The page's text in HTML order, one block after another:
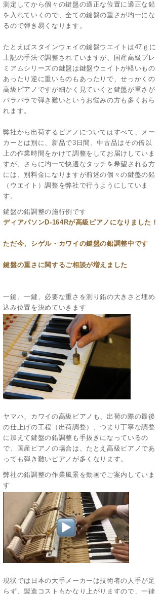
測定してから個々の鍵盤の適正な位置に適正な鉛
を入れていくので、全ての鍵盤の重さが均一にな
るので弾き易くなります。
たとえばスタインウェイの鍵盤ウエイトは47ｇに
上記の手法で調整されていますが、国産高級プレ
ミアムシリーズの鍵盤は鍵盤ウェイトが軽いもの
あったり逆に重いものもあったりで、せっかくの
高級ピアノですが細かく見ていくと鍵盤が重さが
バラバラで弾き難いというお悩みの方も多くおら
れます。
弊社から出荷するピアノについてはすべて、メー
カーとは別に、新品で3日間、中古品はその倍以
上の作業時間をかけて調整をしてお届けしていま
すが、さらに均一で快適なタッチを希望される方
には、別料金になりますが前述の個々の鍵盤の鉛
（ウエイト）調整を弊社で行うようにしていま
す。
鍵盤の鉛調整の施行例です
ディアパソンD-164Rが高級ピアノになりました！
ただ今、シゲル・カワイの鍵盤の鉛調整中です
鍵盤の重さに関するご相談が増えました
一鍵、一鍵、必要な重さを測り鉛の大きさと埋め
込み位置を決めていきます
ヤマハ、カワイの高級ピアノも、出荷の際の最後
の仕上げの工程（出荷調整）、つまり丁寧な調整
に加えて鍵盤の鉛調整も手抜きになっているの
で、国産ピアノの場合は、たとえ高級ピアノであ
っても弾き難いピアノが多くなります。
弊社の鉛調整の作業風景を動画でご案内していま
す
現状では日本の大手メーカーは技術者の人手が足
らず、製造コストもかなり上がりますので、一律